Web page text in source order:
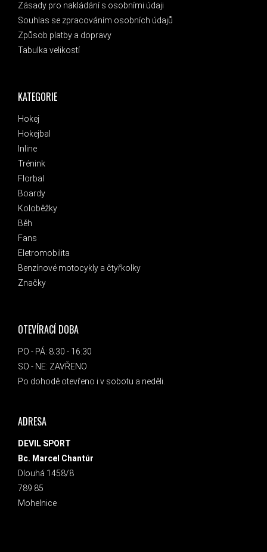
KATEGORIE
Hokej
Hokejbal
Inline
Trénink
Florbal
Boardy
Koloběžky
Běh
Fans
Eletromobilita
Benzínové motocykly a čtyřkolky
Značky
Zásady pro nakládání s osobními údaji
Souhlas se zpracováním osobních údajů
Způsob platby a dopravy
Tabulka velikostí
OTEVÍRACÍ DOBA
PO - PÁ: 8:30 - 16:30
SO - NE: ZAVŘENO
Po dohodě otevřeno i v sobotu a neděli.
ADRESA
DEVIL SPORT
Bc. Marcel Chantúr
Dlouhá 1458/8
789 85
Mohelnice